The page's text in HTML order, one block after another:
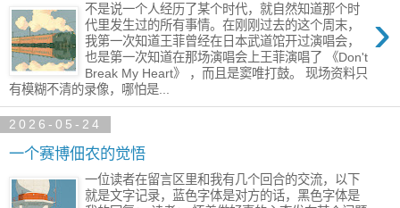
›
不是说一个人经历了某个时代，就自然知道那个时
代里发生过的所有事情。在刚刚过去的这个周末，
我第一次知道王菲曾经在日本武道馆开过演唱会，
也是第一次知道在那场演唱会上王菲演唱了 《Don't
Break My Heart》 ，而且是窦唯打鼓。 现场资料只
有模糊不清的录像，哪怕是...
2026-05-24
一个赛博佃农的觉悟
一位读者在留言区里和我有几个回合的交流，以下
就是文字记录，蓝色字体是对方的话，黑色字体是